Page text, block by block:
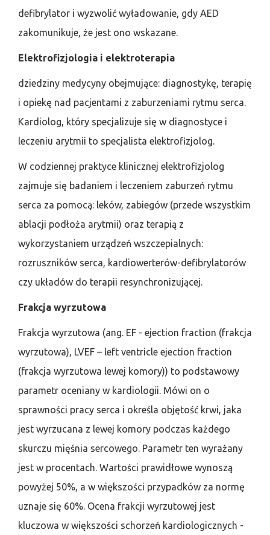
defibrylator i wyzwolić wyładowanie, gdy AED
zakomunikuje, że jest ono wskazane.
Elektrofizjologia i elektroterapia
dziedziny medycyny obejmujące: diagnostykę, terapię
i opiekę nad pacjentami z zaburzeniami rytmu serca.
Kardiolog, który specjalizuje się w diagnostyce i
leczeniu arytmii to specjalista elektrofizjolog.
W codziennej praktyce klinicznej elektrofizjolog
zajmuje się badaniem i leczeniem zaburzeń rytmu
serca za pomocą: leków, zabiegów (przede wszystkim
ablacji podłoża arytmii) oraz terapią z
wykorzystaniem urządzeń wszczepialnych:
rozruszników serca, kardiowerterów-defibrylatorów
czy układów do terapii resynchronizującej.
Frakcja wyrzutowa
Frakcja wyrzutowa (ang. EF - ejection fraction (frakcja
wyrzutowa), LVEF – left ventricle ejection fraction
(frakcja wyrzutowa lewej komory)) to podstawowy
parametr oceniany w kardiologii. Mówi on o
sprawności pracy serca i określa objętość krwi, jaka
jest wyrzucana z lewej komory podczas każdego
skurczu mięśnia sercowego. Parametr ten wyrażany
jest w procentach. Wartości prawidłowe wynoszą
powyżej 50%, a w większości przypadków za normę
uznaje się 60%. Ocena frakcji wyrzutowej jest
kluczowa w większości schorzeń kardiologicznych -